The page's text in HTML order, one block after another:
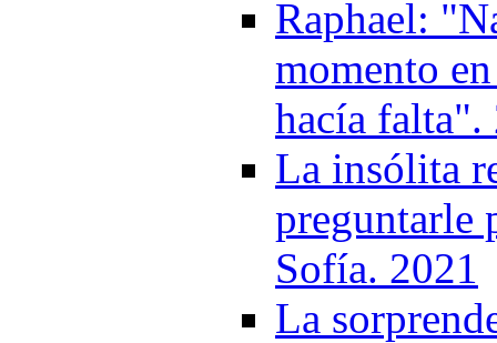
Raphael:
momento
hacía falta".
La insólita
preguntarle
Sofía. 2021
La